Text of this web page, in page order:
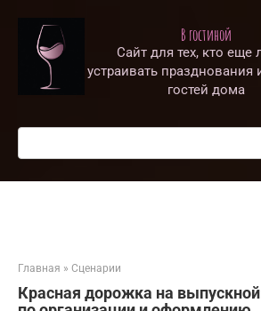
контенту
В гостиной
Сайт для тех, кто еще
устраивать празднования
гостей дома
Поиск:
Главная » Сценарии
Красная дорожка на